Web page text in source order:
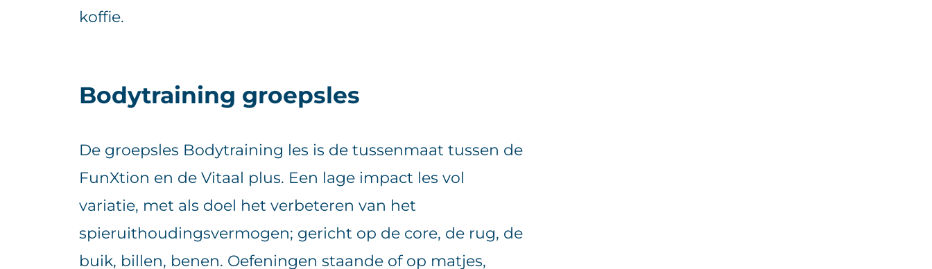
koffie.
Bodytraining groepsles
De groepsles Bodytraining les is de tussenmaat tussen de
FunXtion en de Vitaal plus. Een lage impact les vol
variatie, met als doel het verbeteren van het
spieruithoudingsvermogen; gericht op de core, de rug, de
buik, billen, benen. Oefeningen staande of op matjes,